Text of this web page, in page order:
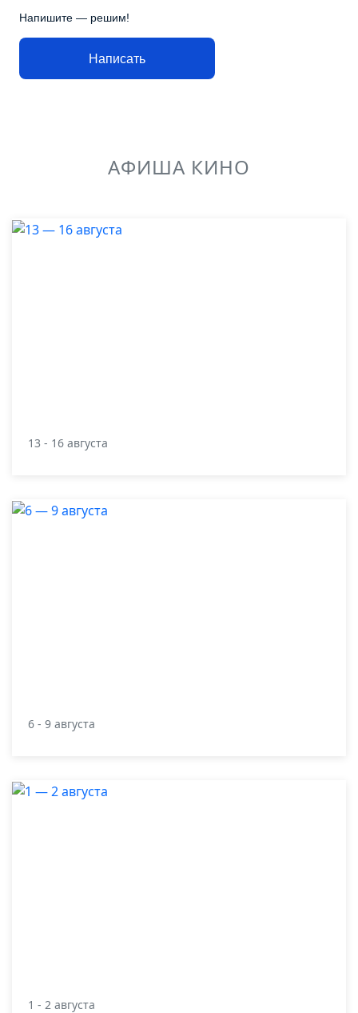
Напишите — решим!
Написать
АФИША КИНО
13 - 16 августа
6 - 9 августа
1 - 2 августа